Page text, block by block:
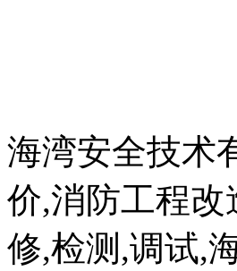
海湾安全技术
价,消防工程
修,检测,调试,